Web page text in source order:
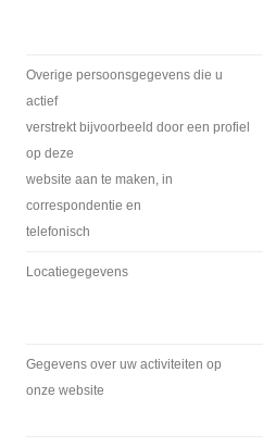
Overige persoonsgegevens die u
actief
verstrekt bijvoorbeeld door een profiel
op deze
website aan te maken, in
correspondentie en
telefonisch
Locatiegegevens
Gegevens over uw activiteiten op
onze website